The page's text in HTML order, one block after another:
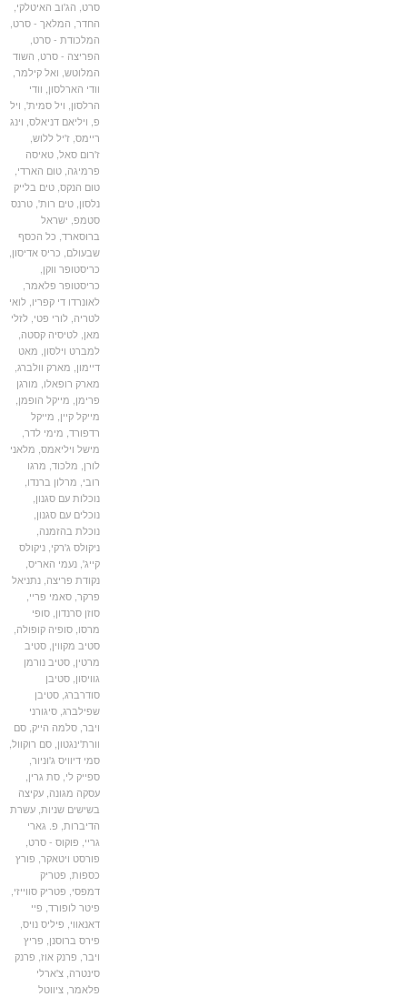
,הג'וב האיטלקי,
החדר,המלאך - סרט,
המלכודת - סרט,
הפריצה - סרט,השוד
המלוטש,ואל קילמר,
וודי הארלסון,וודי
הרלסון,ויל סמית',ויל
ויליאם דניאלס,וינג
ריימס,ז'יל ללוש,
ז'רום סאל ,טאיסה
פרמיגה,טום הארדי,
טום הנקס,טים בלייק
נלסון,טים רות' ,טרנס
סטמפ,ישראל
ברוסארד,כל הכסף
שבעולם,כריס אדיסון,
כריסטופר ווקן,
כריסטופר פלאמר,
לאונרדו די קפריו,לואי
לטריה,לורי פטי ,לזלי
,לטיסיה קסטה,
למברט וילסון,מאט
דיימון,מארק וולברג,
מארק רופאלו,מורגן
פרימן,מייקל הופמן,
מייקל קיין,מייקל
רדפורד,מימי לדר
מישל ויליאמס,מלאני
,מלכוד,מרגו
,מרלון ברנדו,
נוכלות עם סגנון,
נוכלים עם סגנון,
נוכלת בהזמנה,
ניקולס ג'רקי,ניקולס
,נעמי האריס,
נקודת פריצה,נתניאל
פרקר,סאמי פריי ,
סוזן סרנדון,סופי
מרסו,סופיה קופולה,
סטיב מקווין,סטיב
מרטין,סטיב נורמן
גוויסון,סטיבן
סודרברג,סטיבן
שפילברג,סיגורני
,סלמה הייק ,סם
וורת'ינגטון,סם רוקוול,
סמי דיוויס ג'וניור,
ספייק לי,סת גרין
עסקה מגונה,עקיצה
בשישים שניות,עשרת
הדיברות,פ. גארי
,פוקוס - סרט,
פורסט ויטאקר,פורץ
כספות,פטריק
דמפסי,פטריק סווייזי,
פיטר לופורד,פיי
דאנאווי,פיליס נויס
פירס ברוסנן,פריץ
,פרנק אוז,פרנק
סינטרה,צ'ארלי
פלאמר,ציווטל